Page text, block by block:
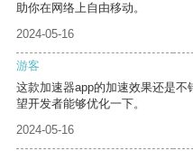
助你在网络上自由移动。
2024-05-16
游客
这款加速器app的加速效果还是
望开发者能够优化一下。
2024-05-16